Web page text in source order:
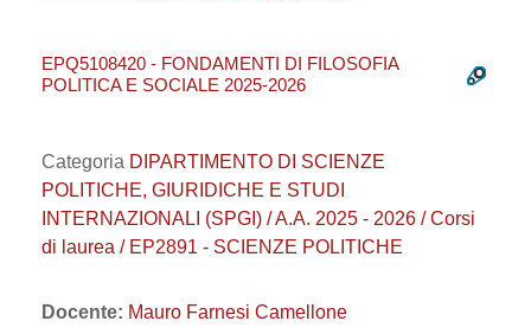
EPQ5108420 - FONDAMENTI DI FILOSOFIA
POLITICA E SOCIALE 2025-2026
Categoria DIPARTIMENTO DI SCIENZE
POLITICHE, GIURIDICHE E STUDI
INTERNAZIONALI (SPGI) / A.A. 2025 - 2026 / Corsi
di laurea / EP2891 - SCIENZE POLITICHE
Docente: Mauro Farnesi Camellone